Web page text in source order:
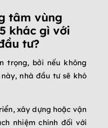
tâm vùng
khác gì với
tư?
trọng, bởi nếu không
nhà đầu tư sẽ khó
xây dựng hoặc vận
nhiệm chính đối với